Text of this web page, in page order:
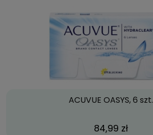
ACUVUE OASYS, 6 szt.
84,99 zł